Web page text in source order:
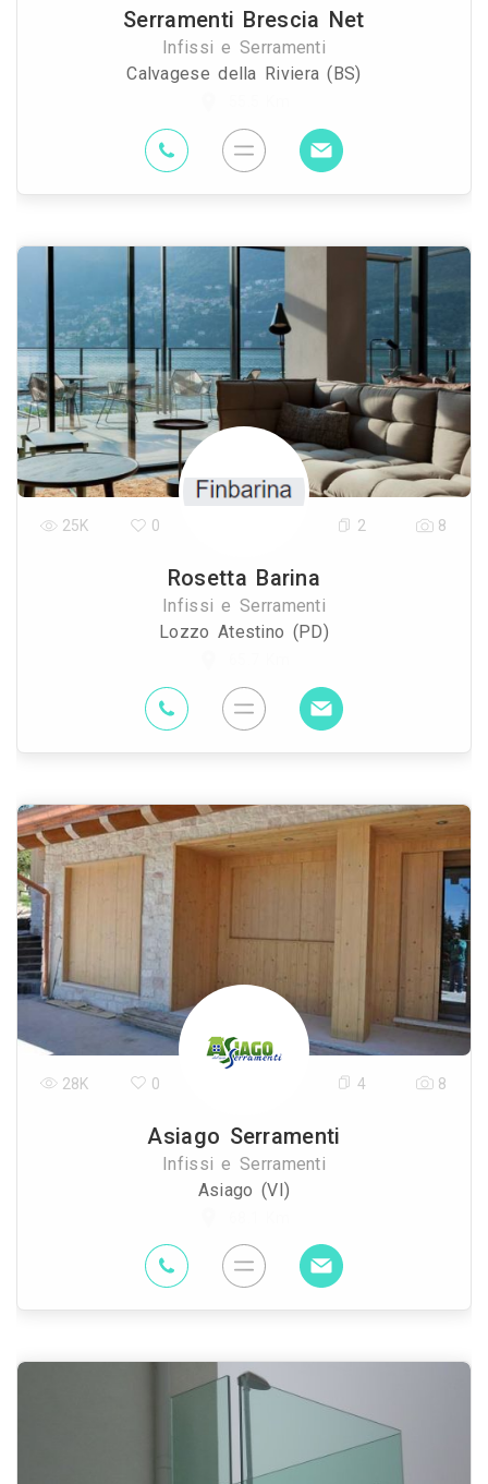
Serramenti Brescia Net
Infissi e Serramenti
Calvagese della Riviera (BS)
Rosetta Barina
Infissi e Serramenti
Lozzo Atestino (PD)
25K 0 2 8
Asiago Serramenti
Infissi e Serramenti
Asiago (VI)
28K 0 4 8